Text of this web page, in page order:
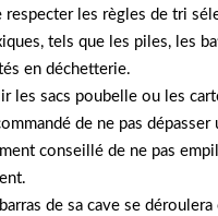
les règles de tri
tels que les piles, les
en déchetterie.
les sacs poubelle ou les
de ne pas dépasser
conseillé de ne pas
de sa cave se